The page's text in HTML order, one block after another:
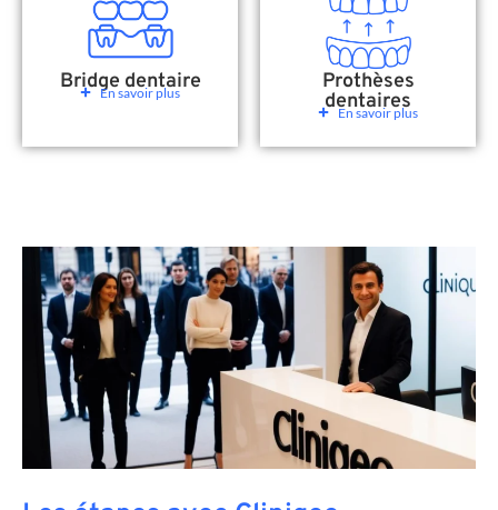
Bridge dentaire
En savoir plus Prothèses
dentaires
En savoir plus